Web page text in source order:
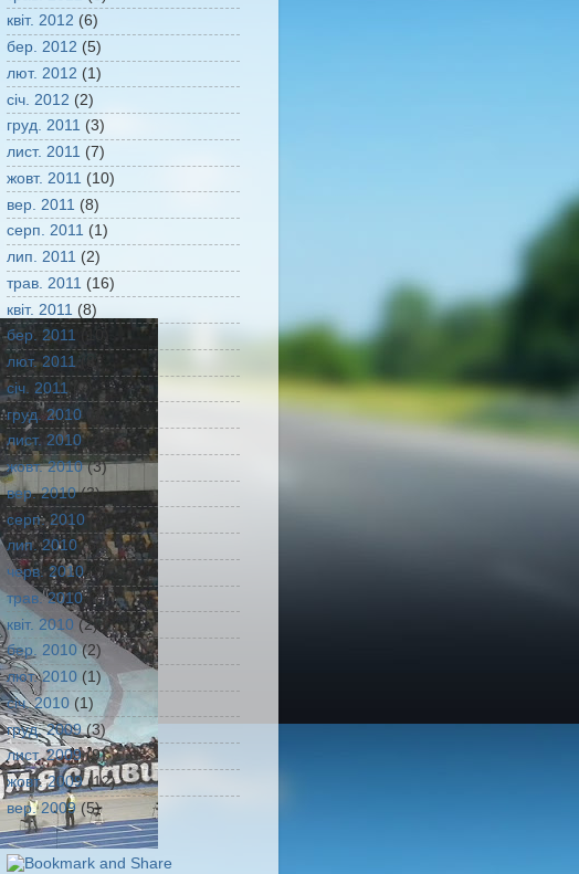
квіт. 2012 (6)
бер. 2012 (5)
лют. 2012 (1)
січ. 2012 (2)
груд. 2011 (3)
лист. 2011 (7)
жовт. 2011 (10)
вер. 2011 (8)
серп. 2011 (1)
лип. 2011 (2)
трав. 2011 (16)
квіт. 2011 (8)
бер. 2011 (10)
лют. 2011(8)
січ. 2011 (7)
груд. 2010(3)
лист. 2010(2)
жовт. 2010(3)
вер. 2010(3)
серп. 2010(4)
лип. 2010(6)
черв. 2010(9)
трав. 2010(7)
квіт. 2010 (2)
бер. 2010(2)
лют. 2010(1)
січ. 2010(1)
груд. 2009(3)
лист. 2009(9)
жовт. 2009(12)
вер. 2009(5)